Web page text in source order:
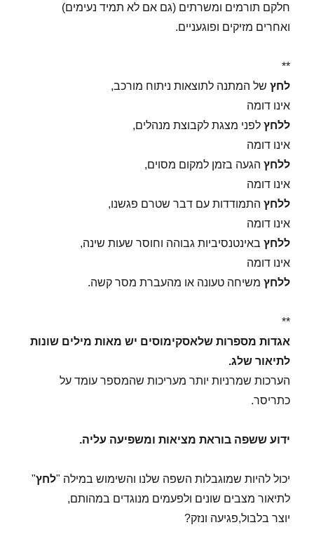
חלקם תורמים ומשרתים (גם אם לא תמיד נעימים)
ואחרים מזיקים ופוגעניים.
**
לחץ של המתנה לתוצאות ניתוח מורכב,
אינו דומה
ללחץ לפני מצגת לקבוצת מנהלים,
אינו דומה
ללחץ הגעה בזמן למקום מסוים,
אינו דומה
ללחץ התמודדות עם דבר שטרם פגשנו,
אינו דומה
ללחץ באינטנסיביות גבוהה וחוסר שעות שינה,
אינו דומה
ללחץ משיחה טעונה או מהעברת מסר קשה.
**
אגדות מספרות שלאסקימוסים יש מאות מילים שונות
לתיאור שלג.
הערכות שמרניות יותר מעריכות שהמספר עומד על
כתריסר.
ידוע ששפה בוראת מציאות ומשפיעה עליה.
יכול להיות שמוגבלות השפה שלנו והשימוש במילה "לחץ"
לתיאור מצבים שונים ולפעמים מנוגדים במהותם,
יוצר בלבול,פגיעה ונזק?